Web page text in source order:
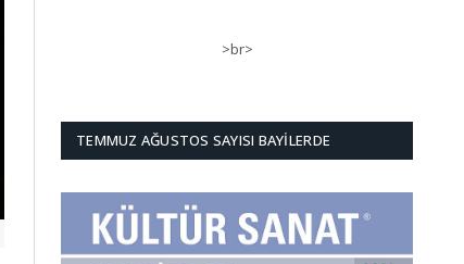
>br>
TEMMUZ AĞUSTOS SAYISI BAYILERDE